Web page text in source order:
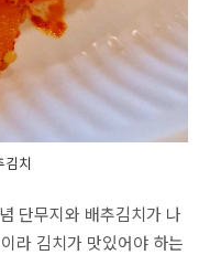
김치
단무지와 배추김치가 나
라 김치가 맛있어야 하는